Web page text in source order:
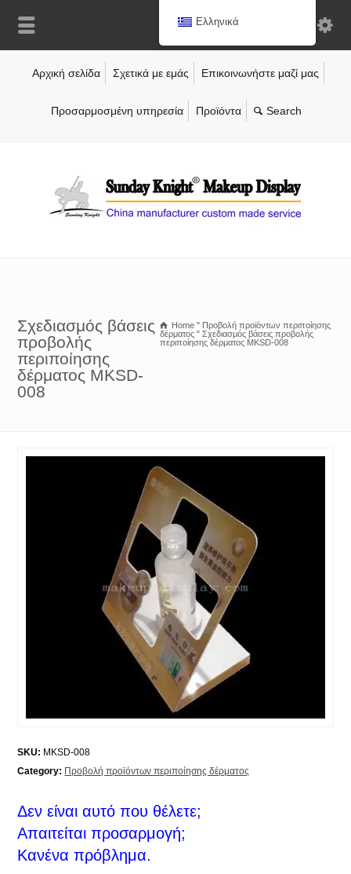
Αρχική σελίδα Σχετικά με εμάς Επικοινωνήστε μαζί μας
Προσαρμοσμένη υπηρεσία Προϊόντα
Σχεδιασμός βάσεις
προβολής
περιποίησης
δέρματος MKSD-
008
Home " Προβολή προϊόντων περιποίησης
δέρματος " Σχεδιασμός βάσεις προβολής
περιποίησης δέρματος MKSD-008
SKU: MKSD-008
Category: Προβολή προϊόντων περιποίησης δέρματος
Δεν είναι αυτό που θέλετε;
Απαιτείται προσαρμογή;
Κανένα πρόβλημα.
Ελληνικά